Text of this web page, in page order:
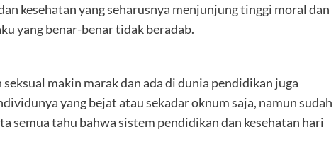
kesehatan yang seharusnya menjunjung tinggi moral dan
yang benar-benar tidak beradab.
makin marak dan ada di dunia pendidikan juga
yang bejat atau sekadar oknum saja, namun sudah
semua tahu bahwa sistem pendidikan dan kesehatan hari